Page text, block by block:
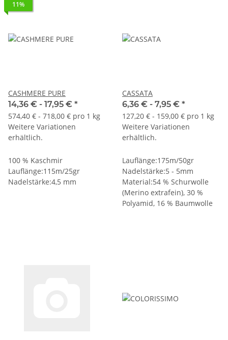
11%
CASHMERE PURE
14,36 € - 17,95 € *
574,40 € - 718,00 € pro 1 kg
Weitere Variationen
erhältlich.
100 % Kaschmir
Lauflänge:115m/25gr
Nadelstärke:4,5 mm
CASSATA
6,36 € - 7,95 € *
127,20 € - 159,00 € pro 1 kg
Weitere Variationen
erhältlich.
Lauflänge:175m/50gr
Nadelstärke:5 - 5mm
Material:54 % Schurwolle
(Merino extrafein), 30 %
Polyamid, 16 % Baumwolle